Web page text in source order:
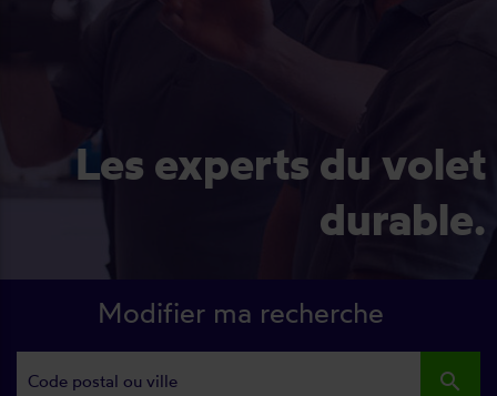
Les experts du volet
durable.
Modifier ma recherche
search